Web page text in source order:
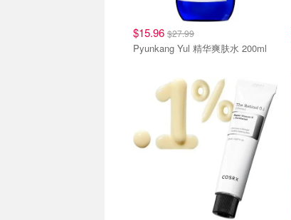
$15.96 $27.99
Pyunkang Yul 精华爽肤水 200ml